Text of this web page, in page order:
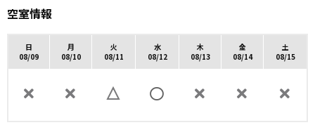
空室情報
日
08/09
月
08/10
火
08/11
水
08/12
木
08/13
金
08/14
土
08/15